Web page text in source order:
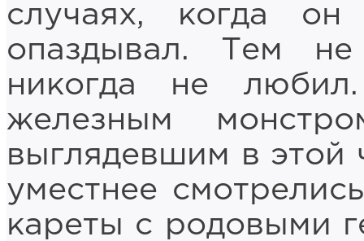
случаях, когда
опаздывал. Тем
никогда не
железным
выглядевшим в этой
уместнее
кареты с родовыми